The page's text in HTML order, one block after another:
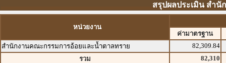
สรุปผลประเมิน สำนั
หน่วยงาน
ค่ามาตรฐาน
สำนักงานคณะกรรมการอ้อยและน้ำตาลทราย
82,309.84
รวม
82,310